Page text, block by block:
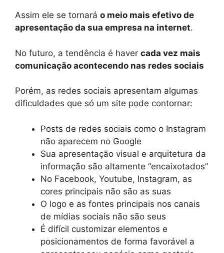
Assim ele se tornará o meio mais efetivo de
apresentação da sua empresa na internet.
No futuro, a tendência é haver cada vez mais
comunicação acontecendo nas redes sociais
Porém, as redes sociais apresentam algumas
dificuldades que só um site pode contornar:
Posts de redes sociais como o Instagram
não aparecem no Google
Sua apresentação visual e arquitetura da
informação são altamente “encaixotados”
No Facebook, Youtube, Instagram, as
cores principais não são as suas
O logo e as fontes principais nos canais
de mídias sociais não são seus
É difícil customizar elementos e
posicionamentos de forma favorável a